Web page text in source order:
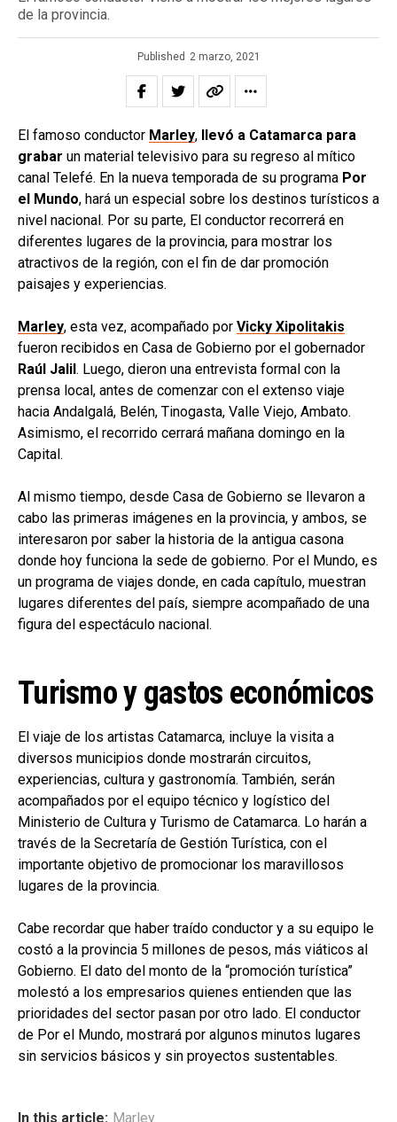
de la provincia.
Published 2 marzo, 2021
El famoso conductor Marley, llevó a Catamarca para
grabar un material televisivo para su regreso al mítico
canal Telefé. En la nueva temporada de su programa Por
el Mundo, hará un especial sobre los destinos turísticos a
nivel nacional. Por su parte, El conductor recorrerá en
diferentes lugares de la provincia, para mostrar los
atractivos de la región, con el fin de dar promoción
paisajes y experiencias.
Marley, esta vez, acompañado por Vicky Xipolitakis
fueron recibidos en Casa de Gobierno por el gobernador
Raúl Jalil. Luego, dieron una entrevista formal con la
prensa local, antes de comenzar con el extenso viaje
hacia Andalgalá, Belén, Tinogasta, Valle Viejo, Ambato.
Asimismo, el recorrido cerrará mañana domingo en la
Capital.
Al mismo tiempo, desde Casa de Gobierno se llevaron a
cabo las primeras imágenes en la provincia, y ambos, se
interesaron por saber la historia de la antigua casona
donde hoy funciona la sede de gobierno. Por el Mundo, es
un programa de viajes donde, en cada capítulo, muestran
lugares diferentes del país, siempre acompañado de una
figura del espectáculo nacional.
Turismo y gastos económicos
El viaje de los artistas Catamarca, incluye la visita a
diversos municipios donde mostrarán circuitos,
experiencias, cultura y gastronomía. También, serán
acompañados por el equipo técnico y logístico del
Ministerio de Cultura y Turismo de Catamarca. Lo harán a
través de la Secretaría de Gestión Turística, con el
importante objetivo de promocionar los maravillosos
lugares de la provincia.
Cabe recordar que haber traído conductor y a su equipo le
costó a la provincia 5 millones de pesos, más viáticos al
Gobierno. El dato del monto de la “promoción turística”
molestó a los empresarios quienes entienden que las
prioridades del sector pasan por otro lado. El conductor
de Por el Mundo, mostrará por algunos minutos lugares
sin servicios básicos y sin proyectos sustentables.
In this article: Marley